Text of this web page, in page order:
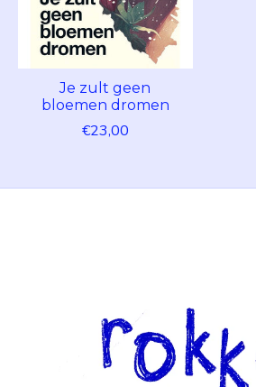
Je zult geen
bloemen dromen
€23,00